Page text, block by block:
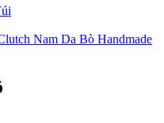
Nam Da Bò Handmade